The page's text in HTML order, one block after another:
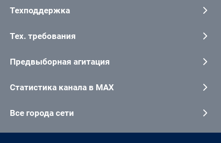
Техподдержка
Тех. требования
Предвыборная агитация
Статистика канала в MAX
Все города сети